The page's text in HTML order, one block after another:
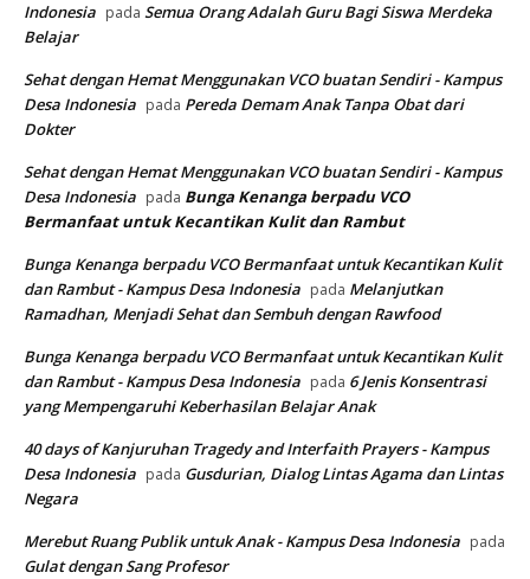
Indonesia pada Semua Orang Adalah Guru Bagi Siswa Merdeka
Belajar
Sehat dengan Hemat Menggunakan VCO buatan Sendiri - Kampus
Desa Indonesia pada Pereda Demam Anak Tanpa Obat dari
Dokter
Sehat dengan Hemat Menggunakan VCO buatan Sendiri - Kampus
Desa Indonesia pada Bunga Kenanga berpadu VCO
Bermanfaat untuk Kecantikan Kulit dan Rambut
Bunga Kenanga berpadu VCO Bermanfaat untuk Kecantikan Kulit
dan Rambut - Kampus Desa Indonesia pada Melanjutkan
Ramadhan, Menjadi Sehat dan Sembuh dengan Rawfood
Bunga Kenanga berpadu VCO Bermanfaat untuk Kecantikan Kulit
dan Rambut - Kampus Desa Indonesia pada 6 Jenis Konsentrasi
yang Mempengaruhi Keberhasilan Belajar Anak
40 days of Kanjuruhan Tragedy and Interfaith Prayers - Kampus
Desa Indonesia pada Gusdurian, Dialog Lintas Agama dan Lintas
Negara
Merebut Ruang Publik untuk Anak - Kampus Desa Indonesia pada
Gulat dengan Sang Profesor